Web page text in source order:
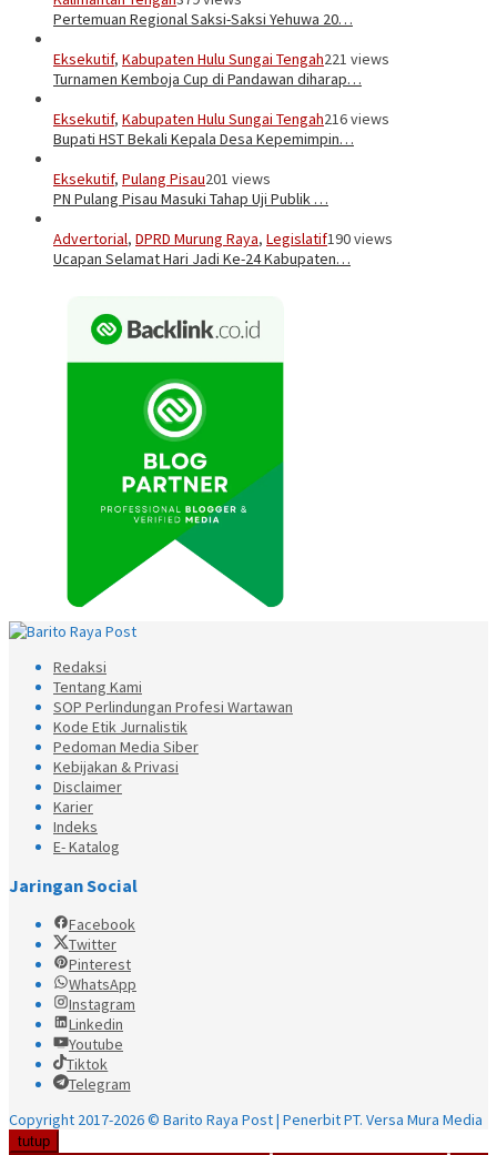
Pertemuan Regional Saksi-Saksi Yehuwa 20…
Eksekutif, Kabupaten Hulu Sungai Tengah221 views
Turnamen Kemboja Cup di Pandawan diharap…
Eksekutif, Kabupaten Hulu Sungai Tengah216 views
Bupati HST Bekali Kepala Desa Kepemimpin…
Eksekutif, Pulang Pisau201 views
PN Pulang Pisau Masuki Tahap Uji Publik …
Advertorial, DPRD Murung Raya, Legislatif190 views
Ucapan Selamat Hari Jadi Ke-24 Kabupaten…
Redaksi
Tentang Kami
SOP Perlindungan Profesi Wartawan
Kode Etik Jurnalistik
Pedoman Media Siber
Kebijakan & Privasi
Disclaimer
Karier
Indeks
E- Katalog
Jaringan Social
Facebook
Twitter
Pinterest
WhatsApp
Instagram
Linkedin
Youtube
Tiktok
Telegram
Copyright 2017-2026 © Barito Raya Post | Penerbit PT. Versa Mura Media
tutup